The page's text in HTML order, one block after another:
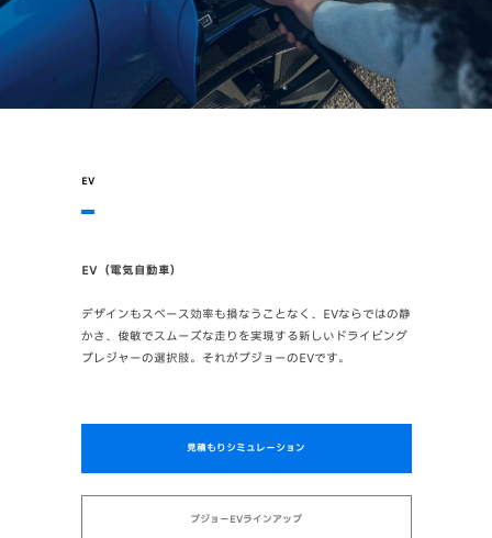
EV（電気自動車）
デザインもスペース効率も損なうことなく、EVならではの静
かさ、俊敏でスムーズな走りを実現する新しいドライビング
プレジャーの選択肢。それがプジョーのEVです。
見積もりシミュレーション
プジョーEVラインアップ
EV